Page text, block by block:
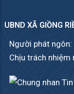
UBND XÃ GIỒNG
Người phát ngôn:
Chịu trách nhiệm